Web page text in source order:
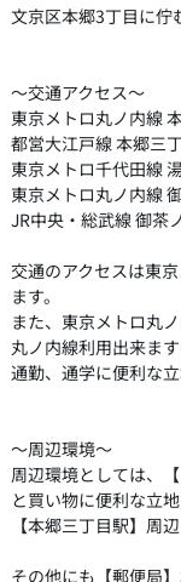
文京区本郷3丁目に佇
～交通アクセス～
東京メトロ丸ノ内線
都営大江戸線 本郷三
東京メトロ千代田線
東京メトロ丸ノ内線
JR中央・総武線 御茶
交通のアクセスは東
ます。
また、東京メトロ丸
丸ノ内線利用出来ま
通勤、通学に便利な立
～周辺環境～
周辺環境としては、
と買い物に便利な立地
【本郷三丁目駅】周
その他にも【郵便局